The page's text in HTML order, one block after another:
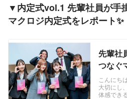
▼内定式vol.1 先輩社員が手
マクロジ内定式をレポート✨
先輩社
つなぐ
ート✨
こんにち
大切にし
体感でき